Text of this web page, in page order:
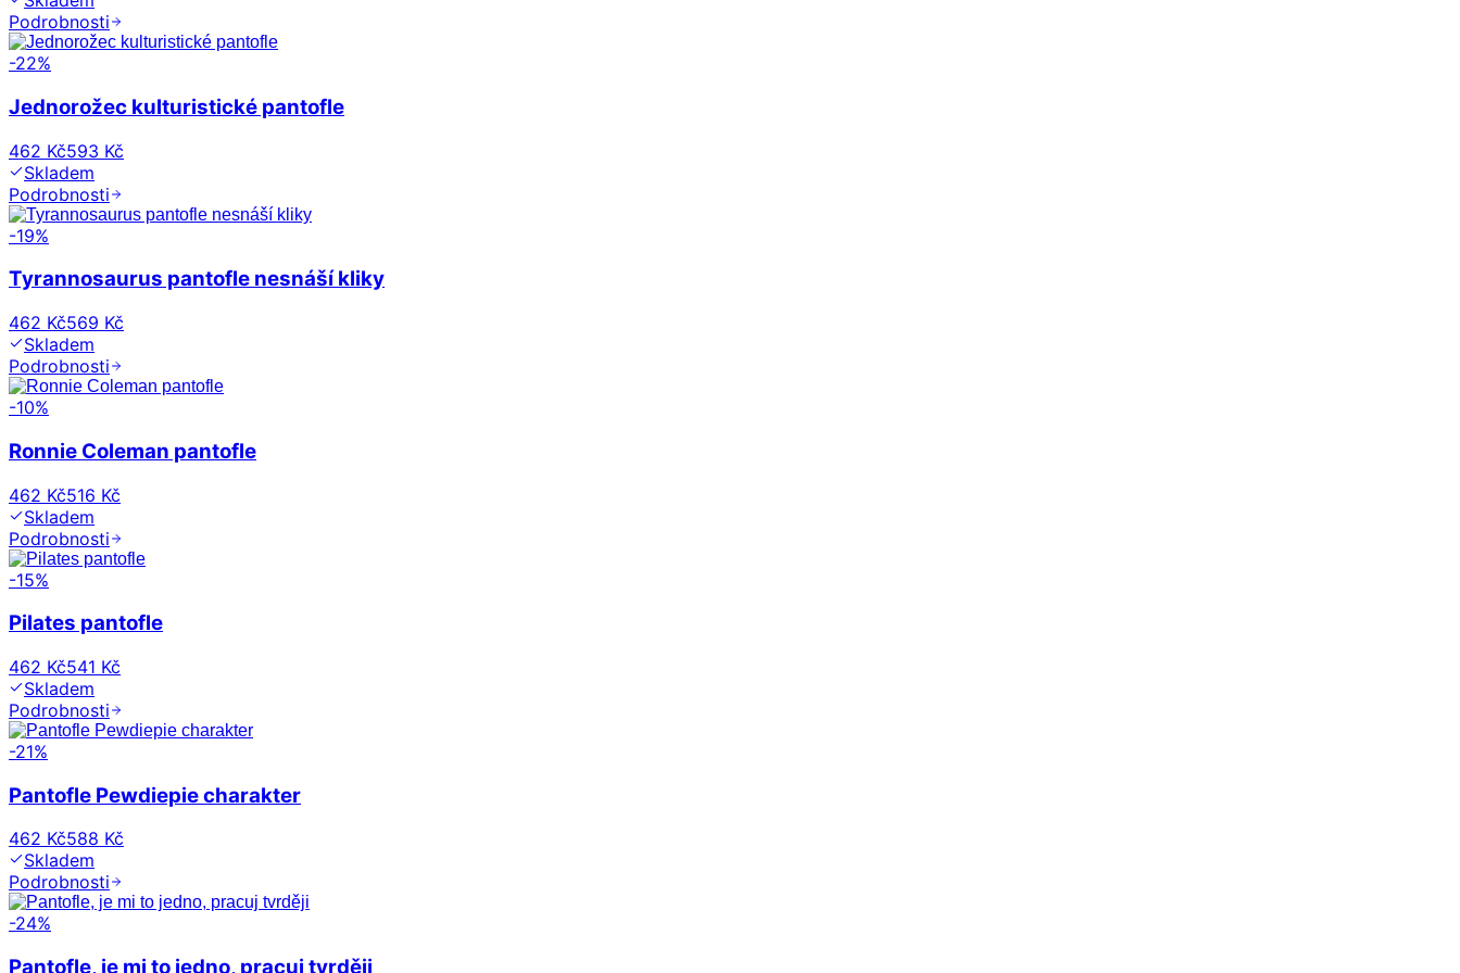
Podrobnosti
-22%
Jednorožec kulturistické pantofle
462 Kč593 Kč
Skladem
Podrobnosti
-19%
Tyrannosaurus pantofle nesnáší kliky
462 Kč569 Kč
Skladem
Podrobnosti
-10%
Ronnie Coleman pantofle
462 Kč516 Kč
Skladem
Podrobnosti
-15%
Pilates pantofle
462 Kč541 Kč
Skladem
Podrobnosti
-21%
Pantofle Pewdiepie charakter
462 Kč588 Kč
Skladem
Podrobnosti
-24%
Pantofle, je mi to jedno, pracuj tvrději